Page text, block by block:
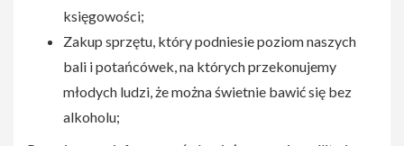
księgowości;
Zakup sprzętu, który podniesie poziom naszych
bali i potańcówek, na których przekonujemy
młodych ludzi, że można świetnie bawić się bez
alkoholu;